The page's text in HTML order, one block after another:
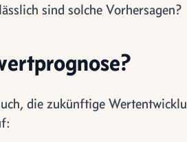
sind solche Vorhersagen?
die zukünftige